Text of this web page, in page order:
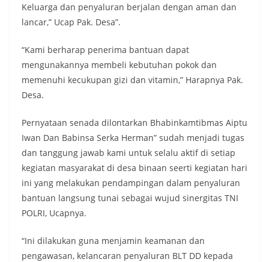
Keluarga dan penyaluran berjalan dengan aman dan
lancar,” Ucap Pak. Desa”.
“Kami berharap penerima bantuan dapat
mengunakannya membeli kebutuhan pokok dan
memenuhi kecukupan gizi dan vitamin,” Harapnya Pak.
Desa.
Pernyataan senada dilontarkan Bhabinkamtibmas Aiptu
Iwan Dan Babinsa Serka Herman” sudah menjadi tugas
dan tanggung jawab kami untuk selalu aktif di setiap
kegiatan masyarakat di desa binaan seerti kegiatan hari
ini yang melakukan pendampingan dalam penyaluran
bantuan langsung tunai sebagai wujud sinergitas TNI
POLRI, Ucapnya.
“Ini dilakukan guna menjamin keamanan dan
pengawasan, kelancaran penyaluran BLT DD kepada